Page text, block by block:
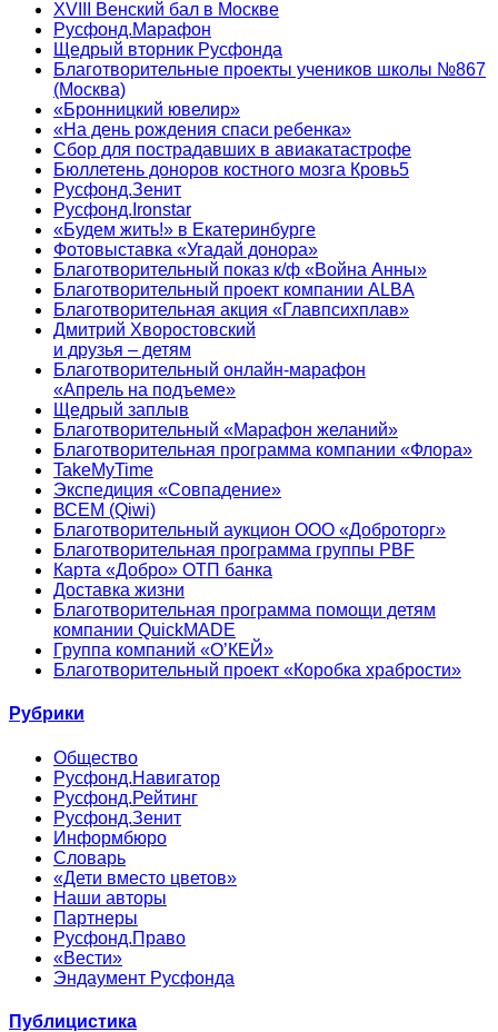
XVIII Венский бал в Москве
Русфонд.Марафон
Щедрый вторник Русфонда
Благотворительные проекты учеников школы №867
(Москва)
«Бронницкий ювелир»
«На день рождения спаси ребенка»
Сбор для пострадавших в авиакатастрофе
Бюллетень доноров костного мозга Кровь5
Русфонд.Зенит
Русфонд.Ironstar
«Будем жить!» в Екатеринбурге
Фотовыставка «Угадай донора»
Благотворительный показ к/ф «Война Анны»
Благотворительный проект компании ALBA
Благотворительная акция «Главпсихплав»
Дмитрий Хворостовский
и друзья – детям
Благотворительный онлайн‑марафон
«Апрель на подъеме»
Щедрый заплыв
Благотворительный «Марафон желаний»
Благотворительная программа компании «Флора»
TakeMyTime
Экспедиция «Совпадение»
ВСЕМ (Qiwi)
Благотворительный аукцион ООО «Доброторг»
Благотворительная программа группы PBF
Карта «Добро» ОТП банка
Доставка жизни
Благотворительная программа помощи детям
компании QuickMADE
Группа компаний «О’КЕЙ»
Благотворительный проект «Коробка храбрости»
Рубрики
Общество
Русфонд.Навигатор
Русфонд.Рейтинг
Русфонд.Зенит
Информбюро
Словарь
«Дети вместо цветов»
Наши авторы
Партнеры
Русфонд.Право
«Вести»
Эндаумент Русфонда
Публицистика